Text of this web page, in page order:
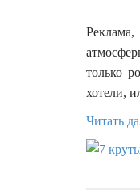
только
хотели,
Читать